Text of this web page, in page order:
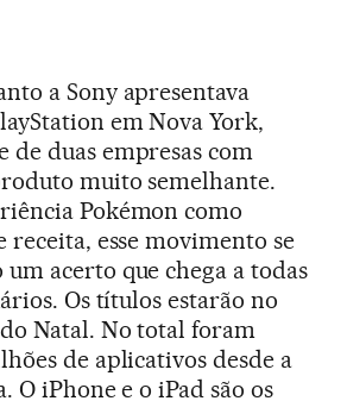
a Sony apresentava
em Nova York,
de duas empresas com
muito semelhante.
Pokémon como
receita, esse movimento se
acerto que chega a todas
Os títulos estarão no
Natal. No total foram
de aplicativos desde a
O iPhone e o iPad são os